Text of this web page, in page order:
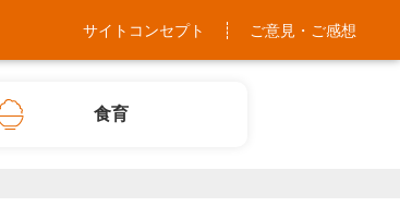
サイトコンセプト ご意見・ご感想
食育